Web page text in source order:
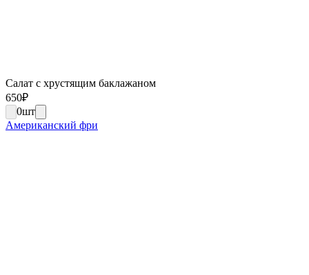
Салат с хрустящим баклажаном
650₽
0шт
Американский фри